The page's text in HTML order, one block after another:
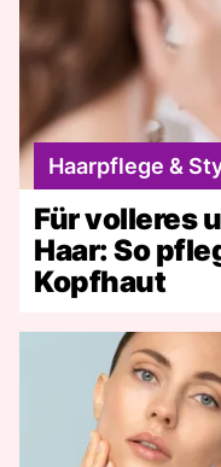
Haarpflege &
Für volleres
Haar: So
Kopfhaut